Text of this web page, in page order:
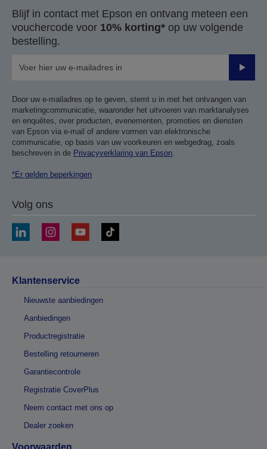
Blijf in contact met Epson en ontvang meteen een
vouchercode voor 10% korting* op uw volgende
bestelling.
Door uw e-mailadres op te geven, stemt u in met het ontvangen van
marketingcommunicatie, waaronder het uitvoeren van marktanalyses
en enquêtes, over producten, evenementen, promoties en diensten
van Epson via e-mail of andere vormen van elektronische
communicatie, op basis van uw voorkeuren en webgedrag, zoals
beschreven in de Privacyverklaring van Epson.
*Er gelden beperkingen
Volg ons
Klantenservice
Nieuwste aanbiedingen
Aanbiedingen
Productregistratie
Bestelling retourneren
Garantiecontrole
Registratie CoverPlus
Neem contact met ons op
Dealer zoeken